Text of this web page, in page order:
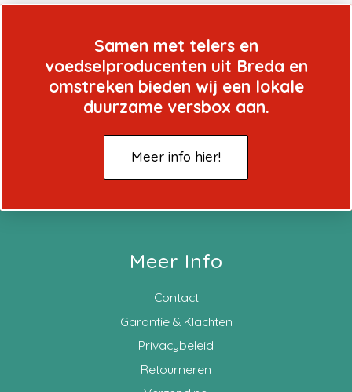
Samen met telers en
voedselproducenten uit Breda en
omstreken bieden wij een lokale
duurzame versbox aan.
Meer info hier!
Meer Info
Contact
Garantie & Klachten
Privacybeleid
Retourneren